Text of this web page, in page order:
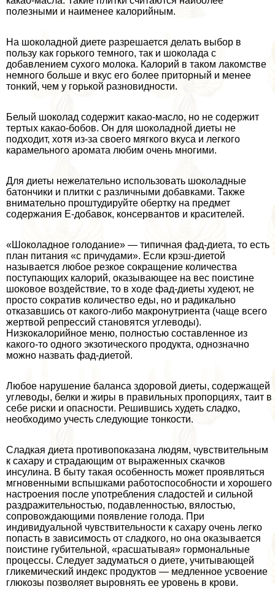
полезными и наименее калорийным.
На шоколадной диете разрешается делать выбор в
пользу как горького темного, так и шоколада с
добавлением сухого молока. Калорий в таком лакомстве
немного больше и вкус его более приторный и менее
тонкий, чем у горькой разновидности.
Белый шоколад содержит какао-масло, но не содержит
тертых какао-бобов. Он для шоколадной диеты не
подходит, хотя из-за своего мягкого вкуса и легкого
карамельного аромата любим очень многими.
Для диеты нежелательно использовать шоколадные
батончики и плитки с различными добавками. Также
внимательно проштудируйте обертку на предмет
содержания Е-добавок, консервантов и красителей.
«Шоколадное голодание» — типичная фад-диета, то есть
план питания «с причудами». Если крэш-диетой
называется любое резкое сокращение количества
поступающих калорий, оказывающее на вес поистине
шоковое воздействие, то в ходе фад-диеты худеют, не
просто сократив количество еды, но и радикально
отказавшись от какого-либо макронутриента (чаще всего
жертвой репрессий становятся углеводы).
Низкокалорийное меню, полностью составленное из
какого-то одного экзотического продукта, однозначно
можно назвать фад-диетой.
Любое нарушение баланса здоровой диеты, содержащей
углеводы, белки и жиры в правильных пропорциях, таит в
себе риски и опасности. Решившись худеть сладко,
необходимо учесть следующие тонкости.
Сладкая диета противопоказана людям, чувствительным
к сахару и страдающим от выраженных скачков
инсулина. В быту такая особенность может проявляться
мгновенными вспышками работоспособности и хорошего
настроения после употрeбления сладостей и сильной
раздражительностью, подавленностью, вялостью,
сопровождающими появление голода. При
индивидуальной чувствительности к сахару очень легко
попасть в зависимость от сладкого, но она оказывается
поистине губительной, «расшатывая» гормональные
процессы. Следует задуматься о диете, учитывающей
гликемический индекс продуктов — медленное усвоение
глюкозы позволяет выровнять ее уровень в крови.